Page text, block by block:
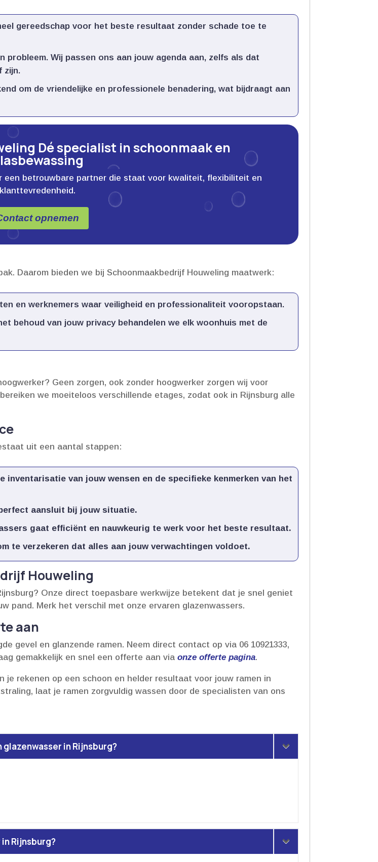
gereedschap voor het beste resultaat zonder schade toe te
probleem.​ Wij passen ons aan jouw agenda aan, zelfs als dat
zijn.​
om de vriendelijke en professionele benadering, wat bijdraagt aan
Dé specialist in schoonmaak en
een betrouwbare partner die staat voor kwaliteit, flexibiliteit en
klanttevredenheid.
opnemen
Daarom bieden we bij Schoonmaakbedrijf Houweling maatwerk:
en werknemers waar veiligheid en professionaliteit vooropstaan.​
behoud van jouw privacy behandelen we elk woonhuis met de
Geen zorgen, ook zonder hoogwerker zorgen wij voor
we moeiteloos verschillende etages, zodat ook in Rijnsburg alle
uit een aantal stappen:
van jouw wensen en de specifieke kenmerken van het
aansluit bij jouw situatie.​
gaat efficiënt en nauwkeurig te werk voor het beste resultaat.​
te verzekeren dat alles aan jouw verwachtingen voldoet.​
Houweling
Onze direct toepasbare werkwijze betekent dat je snel geniet
pand.​ Merk het verschil met onze ervaren glazenwassers.​
aan
gevel en glanzende ramen.​ Neem direct contact op via 06 10921333,
gemakkelijk en snel een offerte aan viaonze offerte pagina.​
je rekenen op een schoon en helder resultaat voor jouw ramen in
laat je ramen zorgvuldig wassen door de specialisten van ons
glazenwasser in Rijnsburg?
Rijnsburg?